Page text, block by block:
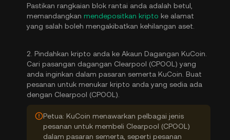
Pastikan rangkaian blok rantai anda adalah betul,
memandangkan mendepositkan kripto ke alamat
yang salah boleh mengakibatkan kehilangan aset.
2. Pindahkan kripto anda ke Akaun Dagangan KuCoin.
Cari pasangan dagangan Clearpool (CPOOL) yang
anda inginkan dalam pasaran semerta KuCoin. Buat
pesanan untuk menukar kripto anda yang sedia ada
dengan Clearpool (CPOOL).
Petua: KuCoin menawarkan pelbagai jenis
pesanan untuk membeli Clearpool (CPOOL)
dalam pasaran semerta, seperti pesanan